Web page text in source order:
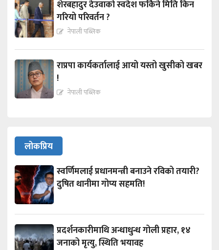
शेरबहादुर देउवाको स्वदेश फर्किने मिति किन
गरियो परिवर्तन ?
नेपाली पब्लिक
राप्रपा कार्यकर्तालाई आयो यस्तो खुसीको खबर
!
नेपाली पब्लिक
लोकप्रिय
स्वर्णिमलाई प्रधानमन्त्री बनाउने रविको तयारी?
दुषित थानीमा गोप्य सहमति!
प्रदर्शनकारीमाथि अन्धाधुन्ध गोली प्रहार, १४
जनाको मृत्यु, स्थिति भयावह